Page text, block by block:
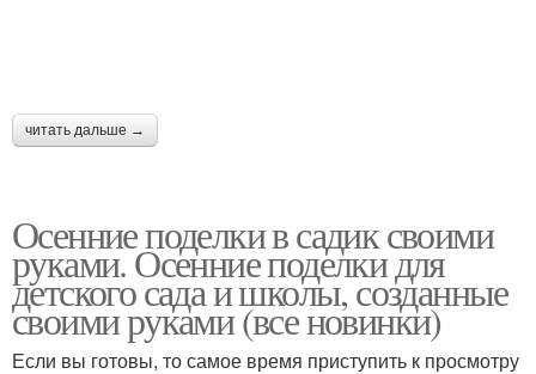
читать дальше →
Осенние поделки в садик своими
руками. Осенние поделки для
детского сада и школы, созданные
своими руками (все новинки)
Если вы готовы, то самое время приступить к просмотру